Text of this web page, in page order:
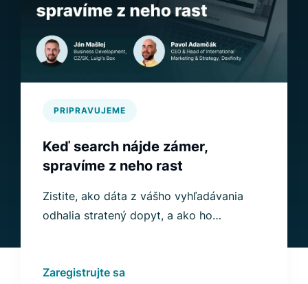
PRIPRAVUJEME
Keď search nájde zámer,
spravíme z neho rast
Zistite, ako dáta z vášho vyhľadávania
odhalia stratený dopyt, a ako ho
Zaregistrujte sa